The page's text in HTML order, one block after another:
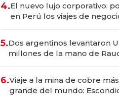
4.El nuevo lujo corporativo:
en Perú los viajes de
transformadoras
5.Dos argentinos levantaron
millones de la mano de
6.Viaje a la mina de cobre más
grande del mundo: